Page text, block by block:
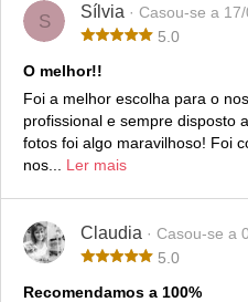
S Sílvia · Casou-se a
5.0
O melhor!!
Foi a melhor escolha para o
profissional e sempre disposto
fotos foi algo maravilhoso! Foi
nos... Ler mais
Claudia · Casou-se a
5.0
Recomendamos a 100%